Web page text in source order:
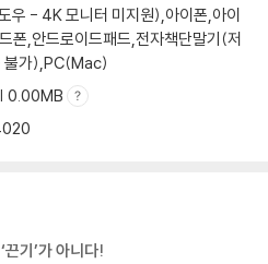
다
술이 뛰어나도 피드백은 필수다/ 실전
환경과 소통하며 배운다/ 이론보다
능력이 새로운 성과를 방해한다면/
우 - 4K 모니터 미지원),아이폰,아이
폰,안드로이드패드,전자책단말기(저
불가),PC(Mac)
0.00MB
끈기’가 아니다!